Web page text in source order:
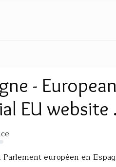
-
EU website
européen en